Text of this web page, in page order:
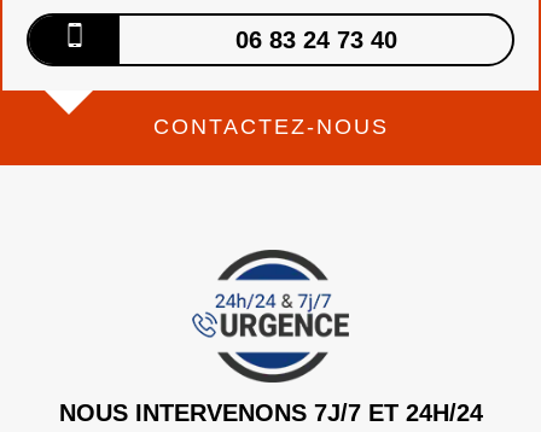
06 83 24 73 40
CONTACTEZ-NOUS
NOUS INTERVENONS 7J/7 ET 24H/24